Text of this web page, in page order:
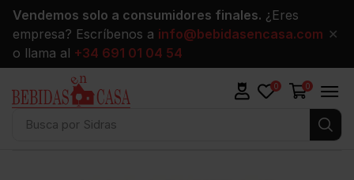
Vendemos solo a consumidores finales. ¿Eres
empresa? Escríbenos a info@bebidasencasa.com
o llama al +34 691 01 04 54
✕
Busca por Sidras
0 0